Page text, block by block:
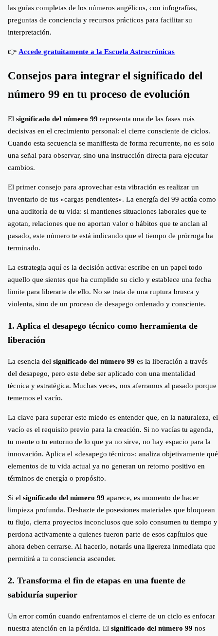
las guías completas de los números angélicos, con infografías,
preguntas de conciencia y recursos prácticos para facilitar su
interpretación.
👉 Accede gratuitamente a la Escuela Astrocrónicas
Consejos para integrar el significado del
número 99 en tu proceso de evolución
El significado del número 99 representa una de las fases más
decisivas en el crecimiento personal: el cierre consciente de ciclos.
Cuando esta secuencia se manifiesta de forma recurrente, no es solo
una señal para observar, sino una instrucción directa para ejecutar
cambios.
El primer consejo para aprovechar esta vibración es realizar un
inventario de tus «cargas pendientes». La energía del 99 actúa como
una auditoría de tu vida: si mantienes situaciones laborales que te
agotan, relaciones que no aportan valor o hábitos que te anclan al
pasado, este número te está indicando que el tiempo de prórroga ha
terminado.
La estrategia aquí es la decisión activa: escribe en un papel todo
aquello que sientes que ha cumplido su ciclo y establece una fecha
límite para liberarte de ello. No se trata de una ruptura brusca y
violenta, sino de un proceso de desapego ordenado y consciente.
1. Aplica el desapego técnico como herramienta de
liberación
La esencia del significado del número 99 es la liberación a través
del desapego, pero este debe ser aplicado con una mentalidad
técnica y estratégica. Muchas veces, nos aferramos al pasado porque
tememos el vacío.
La clave para superar este miedo es entender que, en la naturaleza, el
vacío es el requisito previo para la creación. Si no vacías tu agenda,
tu mente o tu entorno de lo que ya no sirve, no hay espacio para la
innovación. Aplica el «desapego técnico»: analiza objetivamente qué
elementos de tu vida actual ya no generan un retorno positivo en
términos de energía o propósito.
Si el significado del número 99 aparece, es momento de hacer
limpieza profunda. Deshazte de posesiones materiales que bloquean
tu flujo, cierra proyectos inconclusos que solo consumen tu tiempo y
perdona activamente a quienes fueron parte de esos capítulos que
ahora deben cerrarse. Al hacerlo, notarás una ligereza inmediata que
permitirá a tu consciencia ascender.
2. Transforma el fin de etapas en una fuente de
sabiduría superior
Un error común cuando enfrentamos el cierre de un ciclo es enfocar
nuestra atención en la pérdida. El significado del número 99 nos